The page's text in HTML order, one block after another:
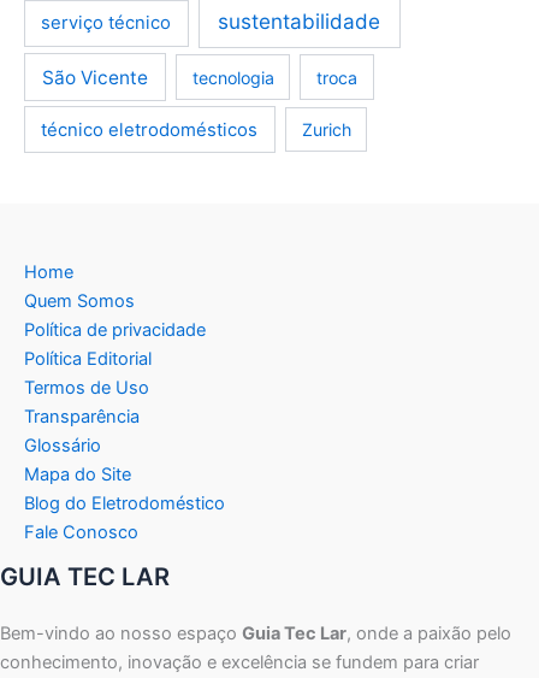
serviço técnico sustentabilidade
São Vicente tecnologia troca
técnico eletrodomésticos Zurich
Home
Quem Somos
Política de privacidade
Política Editorial
Termos de Uso
Transparência
Glossário
Mapa do Site
Blog do Eletrodoméstico
Fale Conosco
GUIA TEC LAR
Bem-vindo ao nosso espaço Guia Tec Lar, onde a paixão pelo
conhecimento, inovação e excelência se fundem para criar